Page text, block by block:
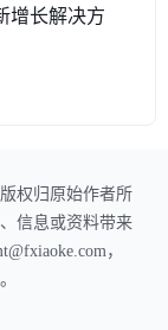
增长解决方
权归原始作者所
信息或资料带来
，